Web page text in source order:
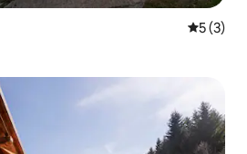
5 (3)